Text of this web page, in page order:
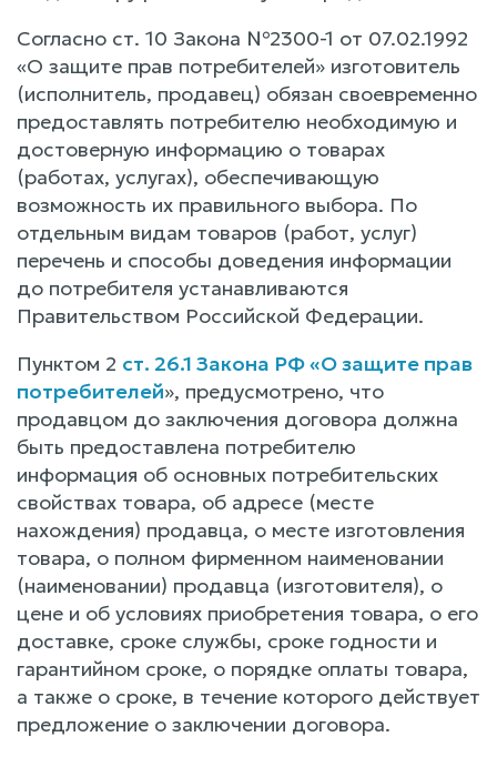
Согласно ст. 10 Закона №2300-1 от 07.02.1992
«О защите прав потребителей» изготовитель
(исполнитель, продавец) обязан своевременно
предоставлять потребителю необходимую и
достоверную информацию о товарах
(работах, услугах), обеспечивающую
возможность их правильного выбора. По
отдельным видам товаров (работ, услуг)
перечень и способы доведения информации
до потребителя устанавливаются
Правительством Российской Федерации.
Пунктом 2 ст. 26.1 Закона РФ «О защите прав
потребителей», предусмотрено, что
продавцом до заключения договора должна
быть предоставлена потребителю
информация об основных потребительских
свойствах товара, об адресе (месте
нахождения) продавца, о месте изготовления
товара, о полном фирменном наименовании
(наименовании) продавца (изготовителя), о
цене и об условиях приобретения товара, о его
доставке, сроке службы, сроке годности и
гарантийном сроке, о порядке оплаты товара,
а также о сроке, в течение которого действует
предложение о заключении договора.